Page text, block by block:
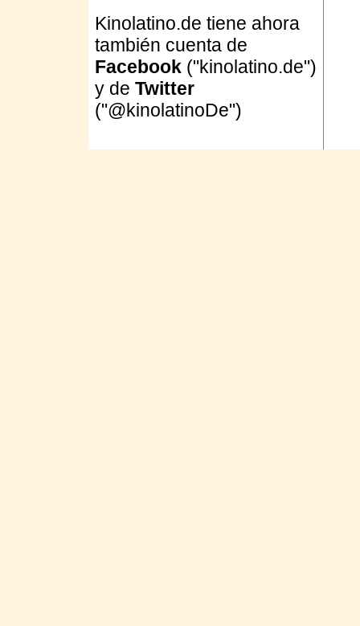
Kinolatino.de tiene ahora
también cuenta de
Facebook ("kinolatino.de")
y de Twitter
("@kinolatinoDe")